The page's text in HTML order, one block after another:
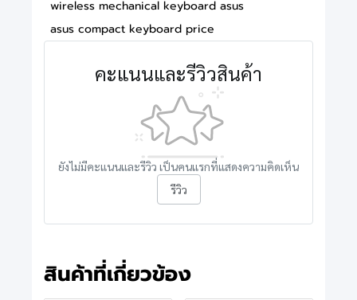
wireless mechanical keyboard asus
asus compact keyboard price
คะแนนและรีวิวสินค้า
ยังไม่มีคะแนนและรีวิว เป็นคนแรกที่แสดงความคิดเห็น
รีวิว
สินค้าที่เกี่ยวข้อง